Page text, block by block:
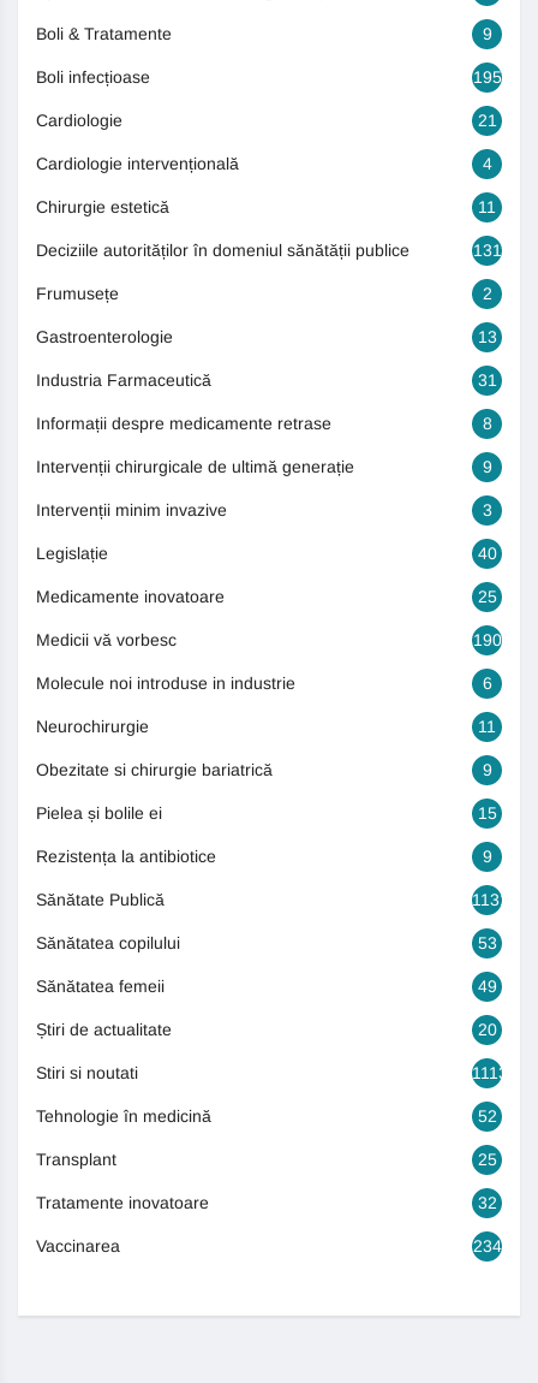
Boli & Tratamente 9
Boli infecțioase 195
Cardiologie 21
Cardiologie intervențională 4
Chirurgie estetică 11
Deciziile autorităților în domeniul sănătății publice 131
Frumusețe 2
Gastroenterologie 13
Industria Farmaceutică 31
Informații despre medicamente retrase 8
Intervenții chirurgicale de ultimă generație 9
Intervenții minim invazive 3
Legislație 40
Medicamente inovatoare 25
Medicii vă vorbesc 190
Molecule noi introduse in industrie 6
Neurochirurgie 11
Obezitate si chirurgie bariatrică 9
Pielea și bolile ei 15
Rezistența la antibiotice 9
Sănătate Publică 1131
Sănătatea copilului 53
Sănătatea femeii 49
Știri de actualitate 20
Stiri si noutati 1113
Tehnologie în medicină 52
Transplant 25
Tratamente inovatoare 32
Vaccinarea 234